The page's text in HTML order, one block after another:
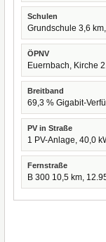
Schulen
Grundschule 3,6
ÖPNV
Euernbach, Kirche
Breitband
69,3 % Gigabit-
PV in Straße
1 PV-Anlage, 40,0
Fernstraße
B 300 10,5 km,